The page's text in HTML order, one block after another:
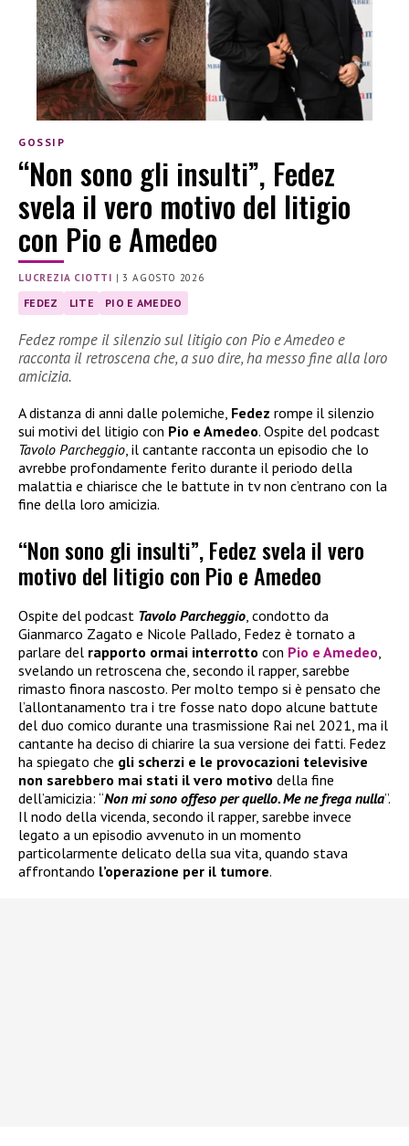
GOSSIP
“Non sono gli insulti”, Fedez
svela il vero motivo del litigio
con Pio e Amedeo
LUCREZIA CIOTTI |3 AGOSTO 2026
FEDEZ LITE PIO E AMEDEO
Fedez rompe il silenzio sul litigio con Pio e Amedeo e
racconta il retroscena che, a suo dire, ha messo fine alla loro
amicizia.
A distanza di anni dalle polemiche, Fedez rompe il silenzio
sui motivi del litigio con Pio e Amedeo. Ospite del podcast
Tavolo Parcheggio , il cantante racconta un episodio che lo
avrebbe profondamente ferito durante il periodo della
malattia e chiarisce che le battute in tv non c’entrano con la
fine della loro amicizia.
“Non sono gli insulti”, Fedez svela il vero
motivo del litigio con Pio e Amedeo
Ospite del podcast Tavolo Parcheggio, condotto da
Gianmarco Zagato e Nicole Pallado, Fedez è tornato a
parlare del rapporto ormai interrotto con Pio e Amedeo,
svelando un retroscena che, secondo il rapper, sarebbe
rimasto finora nascosto. Per molto tempo si è pensato che
l’allontanamento tra i tre fosse nato dopo alcune battute
del duo comico durante una trasmissione Rai nel 2021, ma il
cantante ha deciso di chiarire la sua versione dei fatti. Fedez
ha spiegato che gli scherzi e le provocazioni televisive
non sarebbero mai stati il vero motivo della fine
dell’amicizia: “Non mi sono offeso per quello. Me ne frega nulla”.
Il nodo della vicenda, secondo il rapper, sarebbe invece
legato a un episodio avvenuto in un momento
particolarmente delicato della sua vita, quando stava
affrontando l’operazione per il tumore.